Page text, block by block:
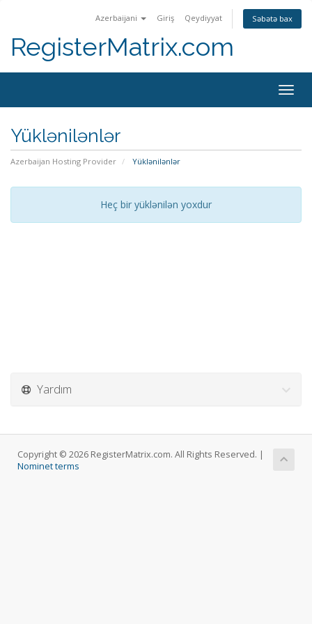
Azerbaijani Giriş Qeydiyyat Səbətə bax
RegisterMatrix.com
Yüklənilənlər
Azerbaijan Hosting Provider Yüklənilənlər
Heç bir yüklənilən yoxdur
Yardım
Copyright © 2026 RegisterMatrix.com. All Rights Reserved. |
Nominet terms